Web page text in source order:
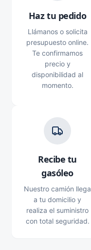
Haz tu pedido
Llámanos o solicita
presupuesto online.
Te confirmamos
precio y
disponibilidad al
momento.
Recibe tu
gasóleo
Nuestro camión llega
a tu domicilio y
realiza el suministro
con total seguridad.